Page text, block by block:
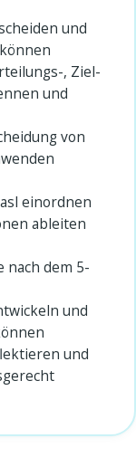
und
, Ziel-
und
von
einordnen
ableiten
dem 5-
und
und